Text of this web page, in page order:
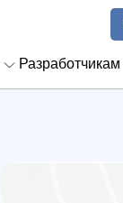
Разработчикам